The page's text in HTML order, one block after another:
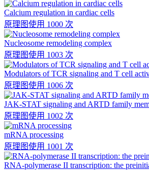
Calcium regulation in cardiac cells
原理图使用 1000 次
Nucleosome remodeling complex
原理图使用 1003 次
Modulators of TCR signaling and T cell
原理图使用 1006 次
JAK-STAT signaling and ARTD family
原理图使用 1002 次
mRNA processing
原理图使用 1001 次
RNA-polymerase II transcription: the